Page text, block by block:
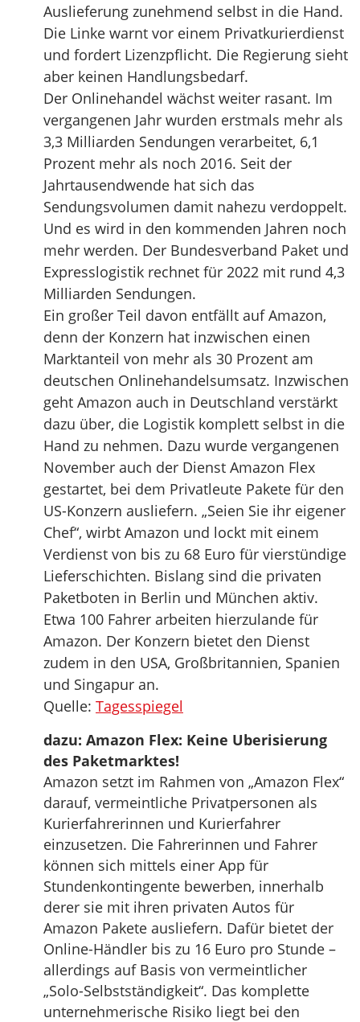
Auslieferung zunehmend selbst in die Hand.
Die Linke warnt vor einem Privatkurierdienst
und fordert Lizenzpflicht. Die Regierung sieht
aber keinen Handlungsbedarf.
Der Onlinehandel wächst weiter rasant. Im
vergangenen Jahr wurden erstmals mehr als
3,3 Milliarden Sendungen verarbeitet, 6,1
Prozent mehr als noch 2016. Seit der
Jahrtausendwende hat sich das
Sendungsvolumen damit nahezu verdoppelt.
Und es wird in den kommenden Jahren noch
mehr werden. Der Bundesverband Paket und
Expresslogistik rechnet für 2022 mit rund 4,3
Milliarden Sendungen.
Ein großer Teil davon entfällt auf Amazon,
denn der Konzern hat inzwischen einen
Marktanteil von mehr als 30 Prozent am
deutschen Onlinehandelsumsatz. Inzwischen
geht Amazon auch in Deutschland verstärkt
dazu über, die Logistik komplett selbst in die
Hand zu nehmen. Dazu wurde vergangenen
November auch der Dienst Amazon Flex
gestartet, bei dem Privatleute Pakete für den
US-Konzern ausliefern. „Seien Sie ihr eigener
Chef“, wirbt Amazon und lockt mit einem
Verdienst von bis zu 68 Euro für vierstündige
Lieferschichten. Bislang sind die privaten
Paketboten in Berlin und München aktiv.
Etwa 100 Fahrer arbeiten hierzulande für
Amazon. Der Konzern bietet den Dienst
zudem in den USA, Großbritannien, Spanien
und Singapur an.
Quelle: Tagesspiegel
dazu: Amazon Flex: Keine Uberisierung
des Paketmarktes!
Amazon setzt im Rahmen von „Amazon Flex“
darauf, vermeintliche Privatpersonen als
Kurierfahrerinnen und Kurierfahrer
einzusetzen. Die Fahrerinnen und Fahrer
können sich mittels einer App für
Stundenkontingente bewerben, innerhalb
derer sie mit ihren privaten Autos für
Amazon Pakete ausliefern. Dafür bietet der
Online-Händler bis zu 16 Euro pro Stunde –
allerdings auf Basis von vermeintlicher
„Solo-Selbstständigkeit“. Das komplette
unternehmerische Risiko liegt bei den